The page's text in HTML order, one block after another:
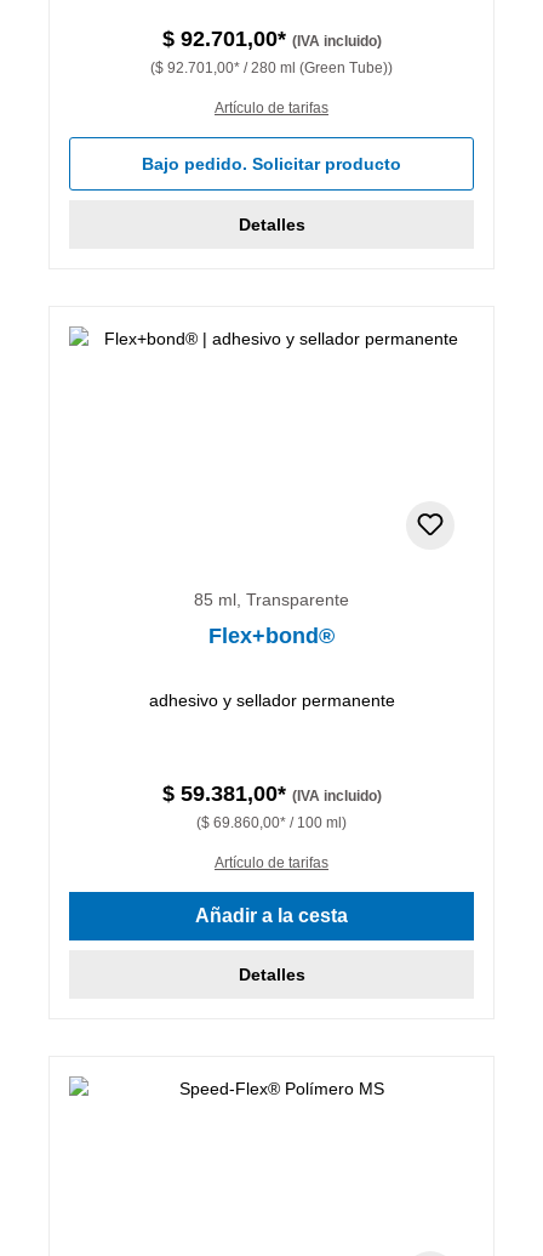
$ 92.701,00* (IVA incluido)
($ 92.701,00* / 280 ml (Green Tube))
Artículo de tarifas
Bajo pedido. Solicitar producto
Detalles
85 ml, Transparente
Flex+bond®
adhesivo y sellador permanente
$ 59.381,00* (IVA incluido)
($ 69.860,00* / 100 ml)
Artículo de tarifas
Añadir a la cesta
Detalles